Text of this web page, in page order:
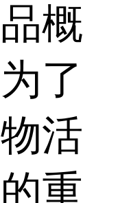
概
了
活
重